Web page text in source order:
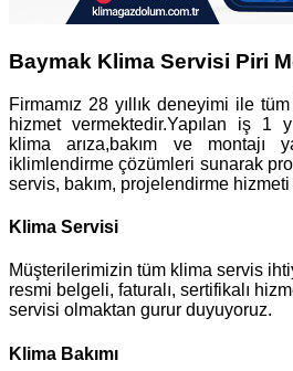
Baymak Klima Servisi Piri
Firmamız 28 yıllık deneyimi ile
hizmet vermektedir.Yapılan iş 1
klima arıza,bakım ve montajı
iklimlendirme çözümleri sunarak
servis, bakım, projelendirme
Klima Servisi
Müşterilerimizin tüm klima servis
resmi belgeli, faturalı, sertifikalı
servisi olmaktan gurur duyuyoruz.
Klima Bakımı